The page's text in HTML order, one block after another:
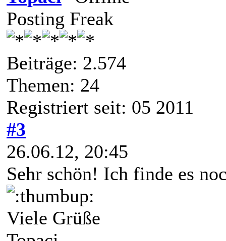
Posting Freak
Beiträge: 2.574
Themen: 24
Registriert seit: 05 2011
#3
26.06.12, 20:45
Sehr schön! Ich finde es
Viele Grüße